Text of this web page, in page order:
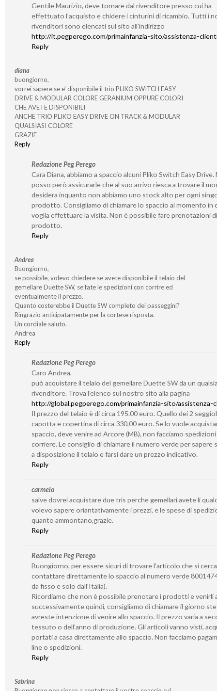
Gentile Maurizio, deve tornare dal rivenditore presso cui ha
effettuato l’acquisto e chidere i cinturini di ricambio. Tutti i
rivenditori sono elencati sul sito all’indirizzo
http://it.pegperego.com/primainfanzia-sito/assistenza-
Reply
diana
buongiorno,
vorrei sapere se e’ disponibile il trio PLIKO SWITCH EASY
DRIVE & MODULAR COLORE GERANIUM OPPURE COLORI
CHE AVETE DISPONIBILI
ANCHE TRIO PLIKO EASY DRIVE ON TRACK & MODULAR
QUALSIASI COLORE
GRAZIE
Reply
Redazione Peg Perego
Cara Diana, abbiamo a spaccio alcuni Pliko Switch Easy Drive.
posso però assicurarle che al suo arrivo riesca a trovare il
desidera inquanto non abbiamo uno stock alto per ogni
prodotto. Consigliamo di chiamare lo spaccio al momento in
voglia effettuare la visita. Non è possibile fare prenotazioni di
prodotto.
Reply
Andrea
Buongiorno,
se possibile, volevo chiedere se avete disponibile il telaio del
gemellare Duette SW, se fate le spedizioni con corrire ed
eventualmente il prezzo.
Quanto costerebbe il Duette SW completo dei passeggini?
Ringrazio anticipatamente per la cortese risposta.
Un cordiale saluto.
Andrea
Reply
Redazione Peg Perego
Caro Andrea,
può acquistare il telaio del gemellare Duette SW da un
rivenditore. Trova l’elenco sul nostro sito alla pagina
http://global.pegperego.com/primainfanzia-sito/assistenza-
Il prezzo del telaio è di circa 195.00 euro. Quello dei 2
capotta e copertina di circa 330,00 euro. Se lo vuole
spaccio, deve venire ad Arcore (MB), non facciamo
corriere. Le consiglio di chiamare il numero verde per sapere
a disposizione il telaio e farsi dare un prezzo indicativo.
Reply
carmelo
salve dovrei acquistare due tris perche gemellari.avete li
volevo sapere oriantativamente i prezzi, e le spese di
quanto ammontano,grazie.
Reply
Redazione Peg Perego
Buongiorno, per essere sicuri di trovare l’articolo che si
contattare direttamente lo spaccio al numero verde
da fisso e solo dall’Italia).
Ricordiamo che non è possibile prenotare i prodotti e venirli
successivamente quindi, consigliamo di chiamare il giorno
avreste intenzione di venire allo spaccio. Il prezzo varia a
tessuto o dell’anno di produzione. Gli articoli vanno visti,
portati a casa direttamente allo spaccio. Non facciamo
line o spedizioni.
Reply
Sabrina